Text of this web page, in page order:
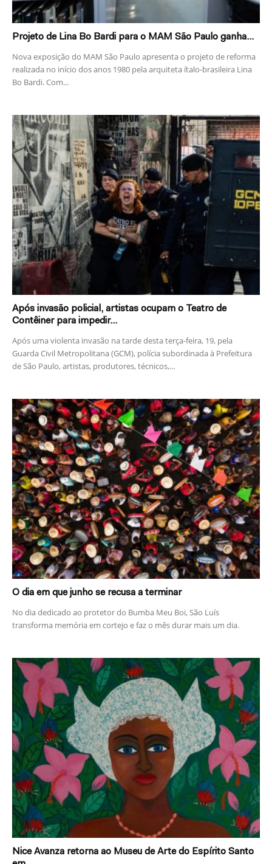
Projeto de Lina Bo Bardi para o MAM São Paulo ganha...
Nova exposição do MAM São Paulo apresenta o projeto de reforma
realizada no início dos anos 1980 pela arquiteta ítalo-brasileira Lina
Bo Bardi. Com...
Após invasão policial, artistas ocupam o Teatro de
Contêiner para impedir...
Após uma violenta invasão na tarde desta terça-feira, 19, pela
Guarda Civil Metropolitana (GCM), polícia subordinada à Prefeitura
de São Paulo, artistas, produtores, técnicos,...
O dia em que junho se recusa a terminar
No dia dedicado ao protetor do Bumba Meu Boi, São Luís
transforma memória em cortejo e faz o mês durar mais um dia.
Nice Avanza retorna ao Museu de Arte do Espírito Santo